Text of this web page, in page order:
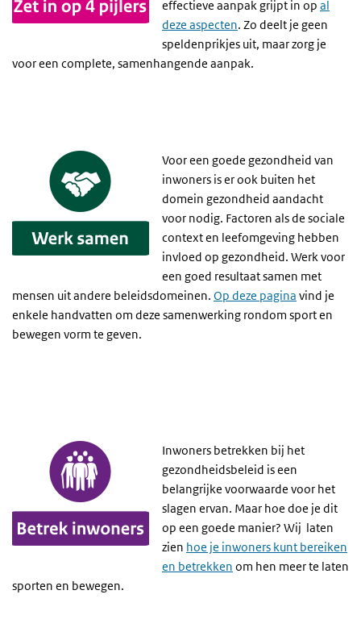
effectieve aanpak grijpt in op al
deze aspecten. Zo deelt je geen
speldenprikjes uit, maar zorg je
voor een complete, samenhangende aanpak.
Voor een goede gezondheid van
inwoners is er ook buiten het
domein gezondheid aandacht
voor nodig. Factoren als de sociale
context en leefomgeving hebben
invloed op gezondheid. Werk voor
een goed resultaat samen met
mensen uit andere beleidsdomeinen. Op deze pagina vind je
enkele handvatten om deze samenwerking rondom sport en
bewegen vorm te geven.
Inwoners betrekken bij het
gezondheidsbeleid is een
belangrijke voorwaarde voor het
slagen ervan. Maar hoe doe je dit
op een goede manier? Wij laten
zien hoe je inwoners kunt bereiken
en betrekken om hen meer te laten
sporten en bewegen.